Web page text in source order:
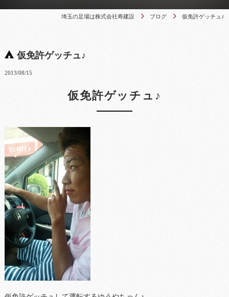
埼玉の足場は株式会社寿建設 ブログ 仮免許ゲッチュ♪
仮免許ゲッチュ♪
2013/08/15
仮免許ゲッチュ♪